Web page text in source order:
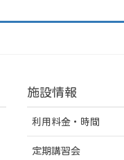
施設情報
利用料金・時間
定期講習会